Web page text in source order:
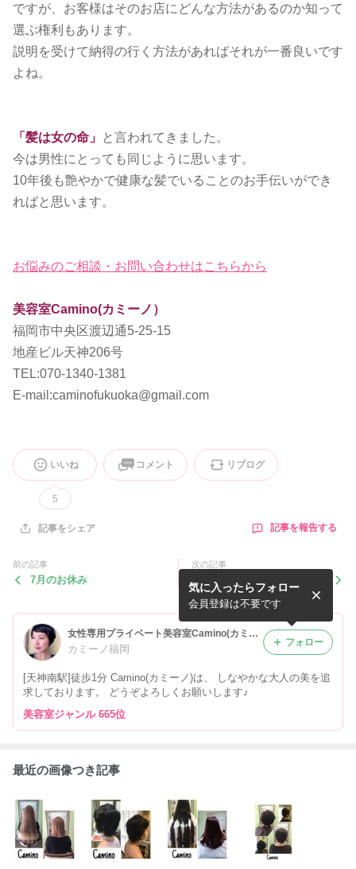
ですが、お客様はそのお店にどんな方法があるのか知って
選ぶ権利もあります。
説明を受けて納得の行く方法があればそれが一番良いです
よね。
「髪は女の命」
と言われてきました。
今は男性にとっても同じように思います。
10年後も艶やかで健康な髪でいることのお手伝いができ
ればと思います。
お悩みのご相談・お問い合わせはこちらから
美容室Camino(カミーノ）
福岡市中央区渡辺通5-25-15
地産ビル天神206号
TEL:070-1340-1381
E-mail:caminofukuoka@gmail.com
いいね
5
コメント リブログ
記事をシェア 記事を報告する
前の記事
7月のお休み
次の記事
お姉ちゃんと一緒に☆ヘアカ
ット☆
女性専用プライベート美容室Camino(カミーノ)
カミーノ福岡
[天神南駅]徒歩1分 Camino(カミーノ)は、 しなやかな大人の美を追
求しております。 どうぞよろしくお願いします♪
気に入ったらフォロー
会員登録は不要です
フォロー
美容室ジャンル 665位
最近の画像つき記事